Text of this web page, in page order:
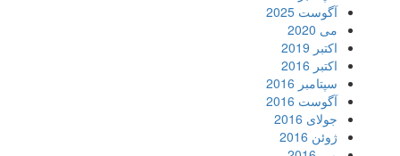
آگوست 2025
می 2020
اکتبر 2019
اکتبر 2016
سپتامبر 2016
آگوست 2016
جولای 2016
ژوئن 2016